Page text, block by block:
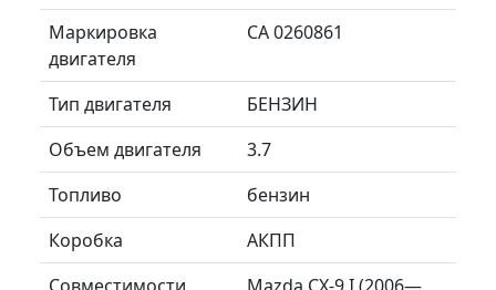
Маркировка
двигателя
CA 0260861
Тип двигателя
БЕНЗИН
Объем двигателя
3.7
Топливо
бензин
Коробка
АКПП